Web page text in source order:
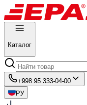
Каталог
+998 95 333-04-00
РУ